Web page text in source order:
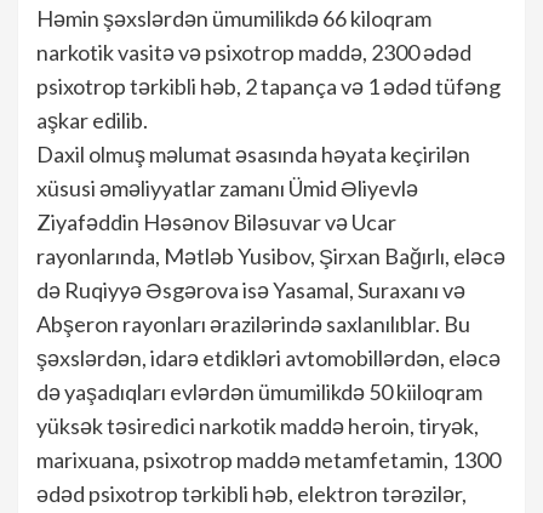
Həmin şəxslərdən ümumilikdə 66 kiloqram
narkotik vasitə və psixotrop maddə, 2300 ədəd
psixotrop tərkibli həb, 2 tapança və 1 ədəd tüfəng
aşkar edilib.
Daxil olmuş məlumat əsasında həyata keçirilən
xüsusi əməliyyatlar zamanı Ümid Əliyevlə
Ziyafəddin Həsənov Biləsuvar və Ucar
rayonlarında, Mətləb Yusibov, Şirxan Bağırlı, eləcə
də Ruqiyyə Əsgərova isə Yasamal, Suraxanı və
Abşeron rayonları ərazilərində saxlanılıblar. Bu
şəxslərdən, idarə etdikləri avtomobillərdən, eləcə
də yaşadıqları evlərdən ümumilikdə 50 kiiloqram
yüksək təsiredici narkotik maddə heroin, tiryək,
marixuana, psixotrop maddə metamfetamin, 1300
ədəd psixotrop tərkibli həb, elektron tərəzilər,